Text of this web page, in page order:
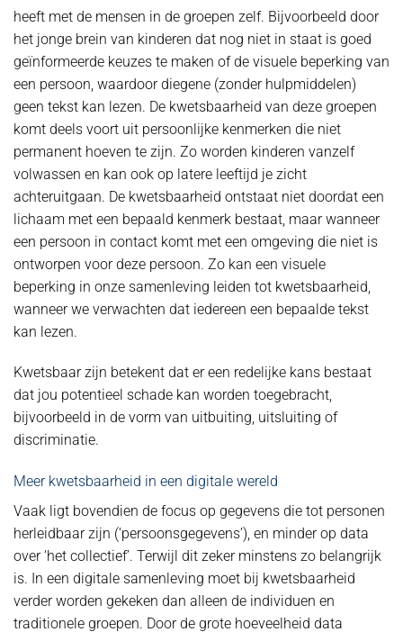
heeft met de mensen in de groepen zelf. Bijvoorbeeld door
het jonge brein van kinderen dat nog niet in staat is goed
geïnformeerde keuzes te maken of de visuele beperking van
een persoon, waardoor diegene (zonder hulpmiddelen)
geen tekst kan lezen. De kwetsbaarheid van deze groepen
komt deels voort uit persoonlijke kenmerken die niet
permanent hoeven te zijn. Zo worden kinderen vanzelf
volwassen en kan ook op latere leeftijd je zicht
achteruitgaan. De kwetsbaarheid ontstaat niet doordat een
lichaam met een bepaald kenmerk bestaat, maar wanneer
een persoon in contact komt met een omgeving die niet is
ontworpen voor deze persoon. Zo kan een visuele
beperking in onze samenleving leiden tot kwetsbaarheid,
wanneer we verwachten dat iedereen een bepaalde tekst
kan lezen.
Kwetsbaar zijn betekent dat er een redelijke kans bestaat
dat jou potentieel schade kan worden toegebracht,
bijvoorbeeld in de vorm van uitbuiting, uitsluiting of
discriminatie.
Meer kwetsbaarheid in een digitale wereld
Vaak ligt bovendien de focus op gegevens die tot personen
herleidbaar zijn (‘persoonsgegevens’), en minder op data
over ‘het collectief’. Terwijl dit zeker minstens zo belangrijk
is. In een digitale samenleving moet bij kwetsbaarheid
verder worden gekeken dan alleen de individuen en
traditionele groepen. Door de grote hoeveelheid data